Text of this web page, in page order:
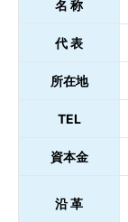
名 称
代 表
所在地
TEL
資本金
沿 革